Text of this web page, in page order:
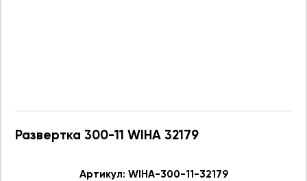
Развертка 300-11 WIHA 32179
Артикул: WIHA-300-11-32179